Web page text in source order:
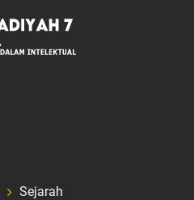
Sejarah